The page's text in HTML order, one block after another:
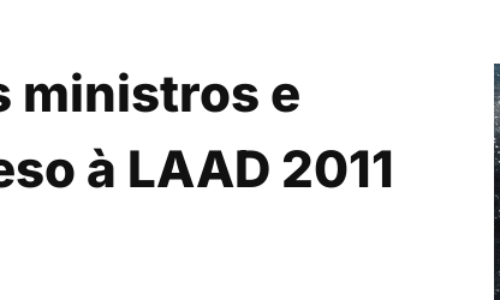
ministros e
à LAAD 2011